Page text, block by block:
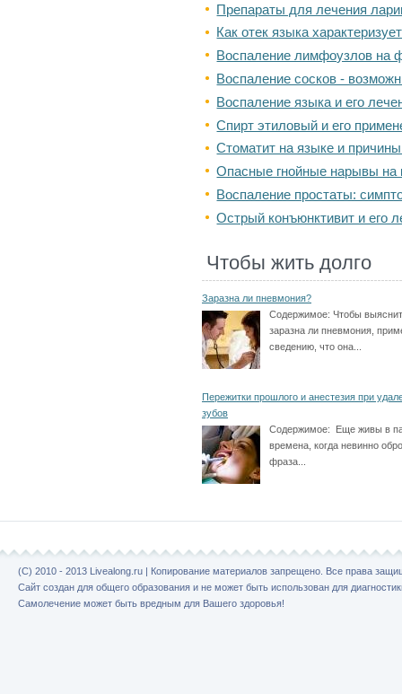
Препараты для лечения
Как отек языка
Воспаление лимфоузлов на
Воспаление сосков -
Воспаление языка и его
Спирт этиловый и его
Стоматит на языке и
Опасные гнойные нарывы на
Воспаление простаты:
Острый конъюнктивит и его
Чтобы жить долго
Заразна ли пневмония?
Содержимое: Чтобы
заразна ли пневмония,
сведению, что она...
Пережитки прошлого и анестезия при
зубов
Содержимое:
Еще живы в
времена, когда невинно
фраза...
(C) 2010 - 2013 Livealong.ru | Копирование материалов запрещено. Все права
Сайт создан для общего образования и не может быть использован для
Самолечение может быть вредным для Вашего здоровья!